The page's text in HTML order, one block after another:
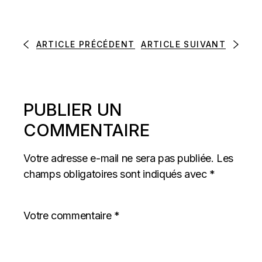
ARTICLE PRÉCÉDENT ARTICLE SUIVANT
PUBLIER UN
COMMENTAIRE
Votre adresse e-mail ne sera pas publiée. Les
champs obligatoires sont indiqués avec *